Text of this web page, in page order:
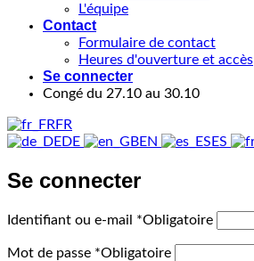
L'équipe
Contact
Formulaire de contact
Heures d'ouverture et accès
Se connecter
Congé du 27.10 au 30.10
FR
DE
EN ES
Se connecter
Identifiant ou e-mail *Obligatoire
Mot de passe *Obligatoire